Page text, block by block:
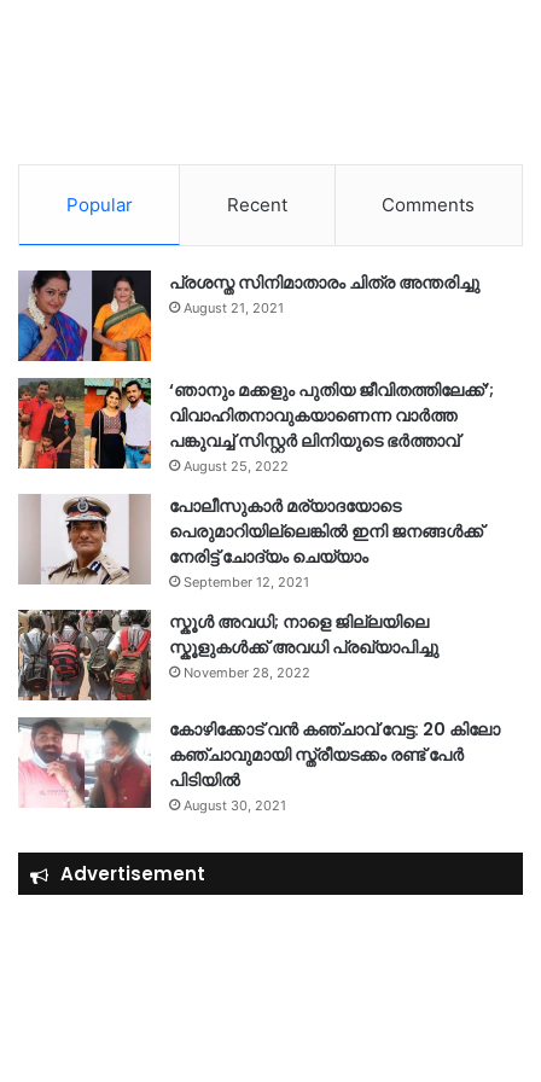
Popular Recent Comments
പ്രശസ്ത സിനിമാതാരം ചിത്ര അന്തരിച്ചു
August 21, 2021
‘ഞാനും മക്കളും പുതിയ ജീവിതത്തിലേക്ക്’;
വിവാഹിതനാവുകയാണെന്ന വാർത്ത
പങ്കുവച്ച് സിസ്റ്റർ ലിനിയുടെ ഭർത്താവ്
August 25, 2022
പോലീസുകാര്‍ മര്യാദയോടെ
പെരുമാറിയില്ലെങ്കില്‍ ഇനി ജനങ്ങള്‍ക്ക്
നേരിട്ട് ചോദ്യം ചെയ്യാം
September 12, 2021
സ്കൂൾ അവധി; നാളെ ജില്ലയിലെ
സ്കൂളുകൾക്ക് അവധി പ്രഖ്യാപിച്ചു
November 28, 2022
കോഴിക്കോട് വൻ കഞ്ചാവ് വേട്ട: 20 കിലോ
കഞ്ചാവുമായി സ്ത്രീയടക്കം രണ്ട് പേർ
പിടിയിൽ
August 30, 2021
Advertisement